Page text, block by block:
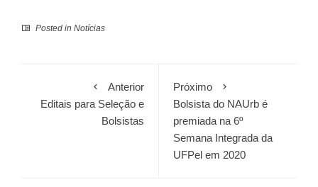
Posted in Notícias
Anterior
Editais para Seleção e
Bolsistas
Próximo
Bolsista do NAUrb é
premiada na 6º
Semana Integrada da
UFPel em 2020